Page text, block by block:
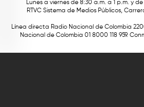
Lunes a viernes de 8:30 a.m. a 1 p.m. y
RTVC Sistema de Medios Públicos,
Línea directa Radio Nacional de Colombia
Nacional de Colombia 01 8000 118 959.